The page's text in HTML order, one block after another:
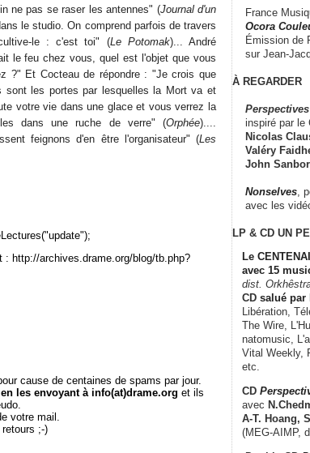
ne pas se raser les antennes" (Journal d'un
le studio. On comprend parfois de travers
le : c'est toi" (Le Potomak)... André
le feu chez vous, quel est l'objet que vous
?" Et Cocteau de répondre : "Je crois que
sont les portes par lesquelles la Mort va et
votre vie dans une glace et vous verrez la
dans une ruche de verre" (Orphée)....
feignons d'en être l'organisateur" (Les
http://archives.drame.org/blog/tb.php?
cause de centaines de spams par jour.
les envoyant à info(at)drame.org et ils
votre mail.
;-)
France
Ocora
Émission de
sur Jean-
À REGARDER
inspiré par le
Nicolas
Valéry
John
Nonselves ,
avec les
LP & CD UN
Le
avec 15
dist.
CD salué par
Libération,
The Wire,
natomusic,
Vital Weekly,
etc.
CD
avec
A-T. Hoang,
(MEG-AIMP,